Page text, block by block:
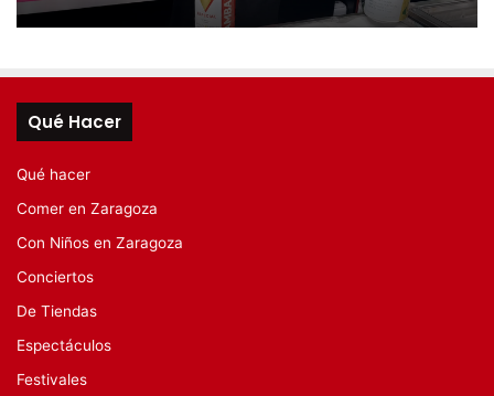
Qué Hacer
Qué hacer
Comer en Zaragoza
Con Niños en Zaragoza
Conciertos
De Tiendas
Espectáculos
Festivales